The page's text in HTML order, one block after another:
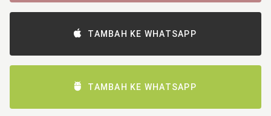
TAMBAH KE WHATSAPP
TAMBAH KE WHATSAPP